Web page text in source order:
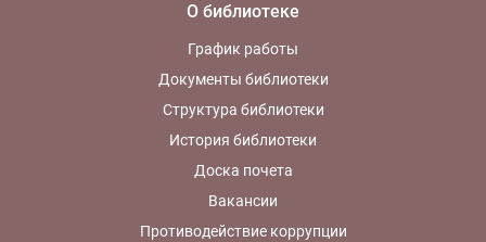
О библиотеке
График работы
Документы библиотеки
Структура библиотеки
История библиотеки
Доска почета
Вакансии
Противодействие коррупции